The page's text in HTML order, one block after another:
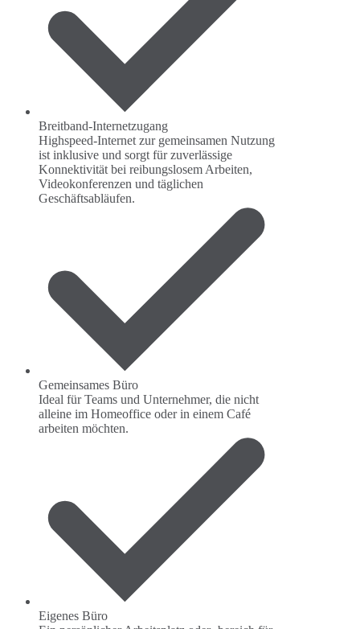
Breitband-Internetzugang
Highspeed-Internet zur gemeinsamen Nutzung
ist inklusive und sorgt für zuverlässige
Konnektivität bei reibungslosem Arbeiten,
Videokonferenzen und täglichen
Geschäftsabläufen.
Gemeinsames Büro
Ideal für Teams und Unternehmer, die nicht
alleine im Homeoffice oder in einem Café
arbeiten möchten.
Eigenes Büro